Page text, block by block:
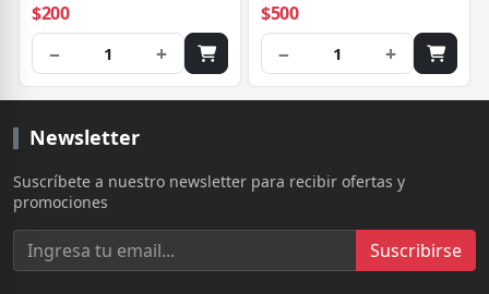
$200
− 1 +
$500
− 1 +
Newsletter
Suscríbete a nuestro newsletter para recibir ofertas y
promociones
Suscribirse